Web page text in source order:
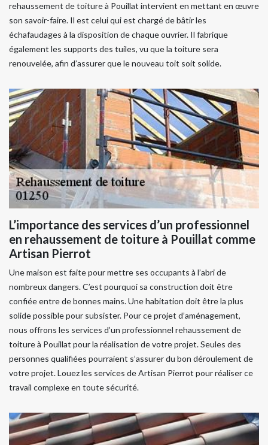
rehaussement de toiture à Pouillat intervient en mettant en œuvre
son savoir-faire. Il est celui qui est chargé de bâtir les
échafaudages à la disposition de chaque ouvrier. Il fabrique
également les supports des tuiles, vu que la toiture sera
renouvelée, afin d’assurer que le nouveau toit soit solide.
L’importance des services d’un professionnel
en rehaussement de toiture à Pouillat comme
Artisan Pierrot
Une maison est faite pour mettre ses occupants à l’abri de
nombreux dangers. C’est pourquoi sa construction doit être
confiée entre de bonnes mains. Une habitation doit être la plus
solide possible pour subsister. Pour ce projet d’aménagement,
nous offrons les services d’un professionnel rehaussement de
toiture à Pouillat pour la réalisation de votre projet. Seules des
personnes qualifiées pourraient s’assurer du bon déroulement de
votre projet. Louez les services de Artisan Pierrot pour réaliser ce
travail complexe en toute sécurité.